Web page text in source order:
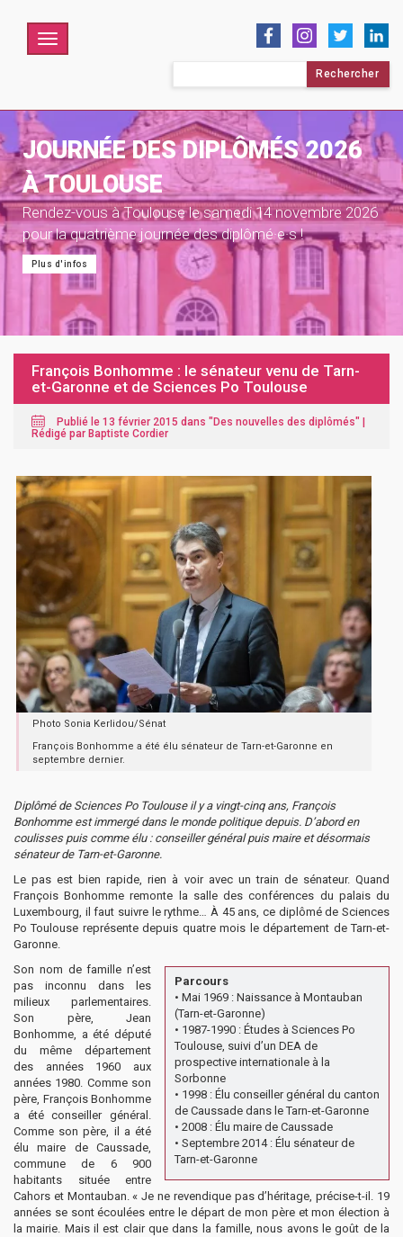
Menu
JOURNÉE DES DIPLÔMÉS 2026
À TOULOUSE
Rendez-vous à Toulouse le samedi 14 novembre 2026
pour la quatrième journée des diplômé·e·s !
Plus d'infos
François Bonhomme : le sénateur venu de Tarn-
et-Garonne et de Sciences Po Toulouse
Publié le 13 février 2015 dans "Des nouvelles des diplômés" |
Rédigé par Baptiste Cordier
Photo Sonia Kerlidou/Sénat
François Bonhomme a été élu sénateur de Tarn-et-Garonne en
septembre dernier.
Diplômé de Sciences Po Toulouse il y a vingt-cinq ans, François
Bonhomme est immergé dans le monde politique depuis. D’abord en
coulisses puis comme élu : conseiller général puis maire et désormais
sénateur de Tarn-et-Garonne.
Le pas est bien rapide, rien à voir avec un train de sénateur. Quand
François Bonhomme remonte la salle des conférences du palais du
Luxembourg, il faut suivre le rythme… À 45 ans, ce diplômé de Sciences
Po Toulouse représente depuis quatre mois le département de Tarn-et-
Garonne.
Parcours
• Mai 1969 : Naissance à Montauban
(Tarn-et-Garonne)
• 1987-1990 : Études à Sciences Po
Toulouse, suivi d’un DEA de
prospective internationale à la
Sorbonne
• 1998 : Élu conseiller général du canton
de Caussade dans le Tarn-et-Garonne
• 2008 : Élu maire de Caussade
• Septembre 2014 : Élu sénateur de
Tarn-et-Garonne
Son nom de famille n’est
pas inconnu dans les
milieux parlementaires.
Son père, Jean
Bonhomme, a été député
du même département
des années 1960 aux
années 1980. Comme son
père, François Bonhomme
a été conseiller général.
Comme son père, il a été
élu maire de Caussade,
commune de 6 900
habitants située entre
Cahors et Montauban. « Je ne revendique pas d’héritage, précise-t-il. 19
années se sont écoulées entre le départ de mon père et mon élection à
la mairie. Mais il est clair que dans la famille, nous avons le goût de la